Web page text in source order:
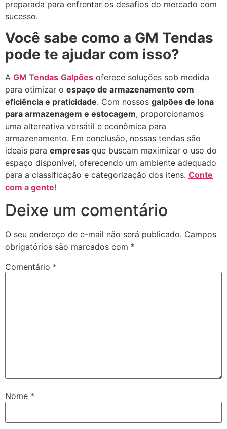
preparada para enfrentar os desafios do mercado com
sucesso.
Você sabe como a GM Tendas
pode te ajudar com isso?
A GM Tendas Galpões oferece soluções sob medida
para otimizar o espaço de armazenamento com
eficiência e praticidade. Com nossos galpões de lona
para armazenagem e estocagem, proporcionamos
uma alternativa versátil e econômica para
armazenamento. Em conclusão, nossas tendas são
ideais para empresas que buscam maximizar o uso do
espaço disponível, oferecendo um ambiente adequado
para a classificação e categorização dos itens. Conte
com a gente!
Deixe um comentário
O seu endereço de e-mail não será publicado. Campos
obrigatórios são marcados com *
Comentário *
Nome *